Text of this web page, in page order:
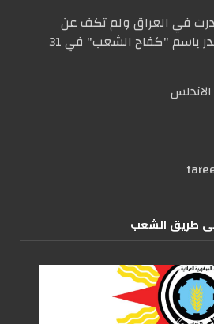
في العراق ولم تكف عن
الصدور. عددها الأول صدر باسم "كفاح الشعب" في 31
طریق الشعب